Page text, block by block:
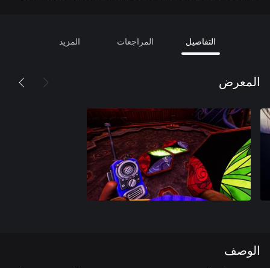
التفاصيل المراجعات المزيد
المعرض
الوصف